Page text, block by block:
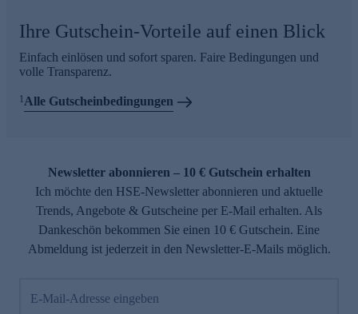
Ihre Gutschein-Vorteile auf einen Blick
Einfach einlösen und sofort sparen. Faire Bedingungen und
volle Transparenz.
1 Alle Gutscheinbedingungen
Newsletter abonnieren – 10 € Gutschein erhalten
Ich möchte den HSE-Newsletter abonnieren und aktuelle
Trends, Angebote & Gutscheine per E-Mail erhalten. Als
Dankeschön bekommen Sie einen 10 € Gutschein. Eine
Abmeldung ist jederzeit in den Newsletter-E-Mails möglich.
E-Mail-Adresse eingeben